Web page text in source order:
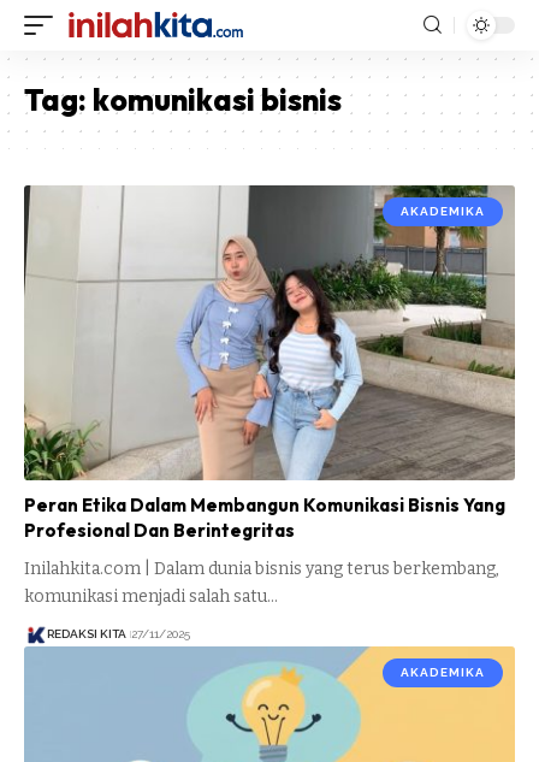
Tag: komunikasi bisnis
AKADEMIKA
Peran Etika Dalam Membangun Komunikasi Bisnis Yang
Profesional Dan Berintegritas
Inilahkita.com | Dalam dunia bisnis yang terus berkembang,
komunikasi menjadi salah satu…
REDAKSI KITA 27/11/2025
AKADEMIKA